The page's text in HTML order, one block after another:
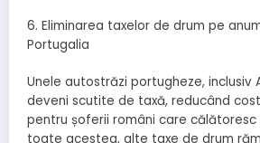
6. Eliminarea taxelor de drum pe
Portugalia
Unele autostrăzi portugheze, inclusiv
deveni scutite de taxă, reducând
pentru șoferii români care călătoresc
toate acestea, alte taxe de drum